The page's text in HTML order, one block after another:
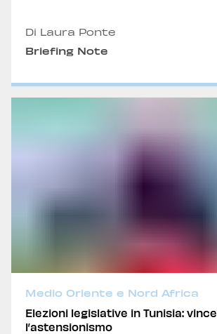
Di Laura Ponte
Briefing Note
Medio Oriente e Nord Africa
Elezioni legislative in Tunisia: vince
l’astensionismo